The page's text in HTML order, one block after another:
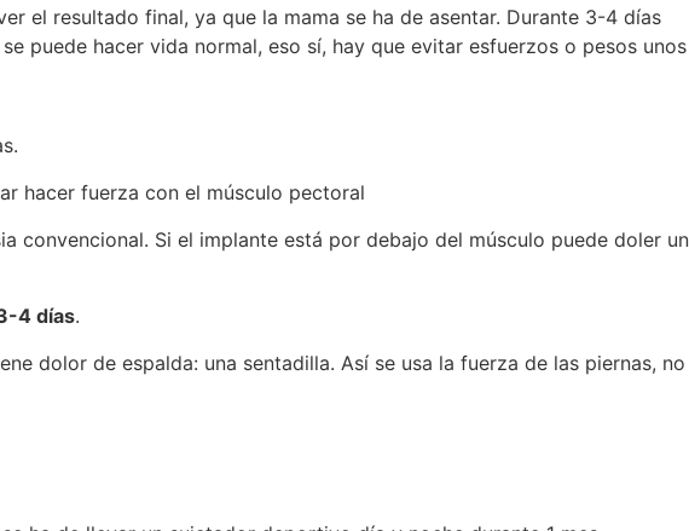
el resultado final, ya que la mama se ha de asentar. Durante 3-4 días
puede hacer vida normal, eso sí, hay que evitar esfuerzos o pesos unos
hacer fuerza con el músculo pectoral
convencional. Si el implante está por debajo del músculo puede doler un
4 días.
dolor de espalda: una sentadilla. Así se usa la fuerza de las piernas,